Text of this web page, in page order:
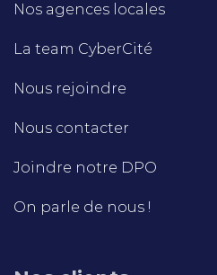
Nos agences locales
La team CyberCité
Nous rejoindre
Nous contacter
Joindre notre DPO
On parle de nous !